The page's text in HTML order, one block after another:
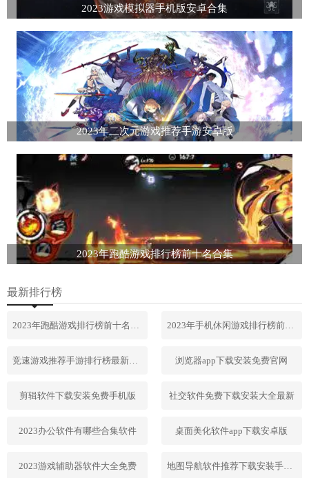
2023游戏模拟器手机版安卓合集
2023年二次元游戏推荐手游安卓版
2023年跑酷游戏排行榜前十名合集
最新排行榜
2023年跑酷游戏排行榜前十名合集 2023年手机休闲游戏排行榜前十名
竞速游戏推荐手游排行榜最新2023 浏览器app下载安装免费官网
剪辑软件下载安装免费手机版 社交软件免费下载安装大全最新
2023办公软件有哪些合集软件 桌面美化软件app下载安卓版
2023游戏辅助器软件大全免费 地图导航软件推荐下载安装手机版